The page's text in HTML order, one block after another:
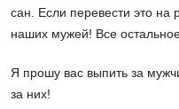
сан. Если перевести это на
наших мужей! Все
Я прошу вас выпить за
за них!